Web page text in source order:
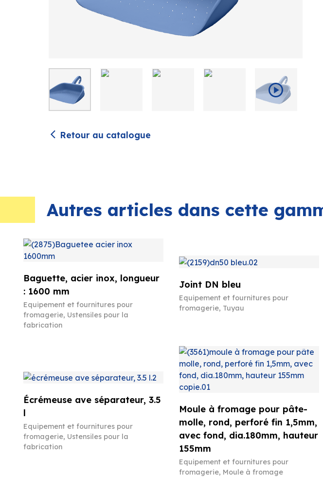
Retour au catalogue
Autres articles dans cette
Baguette, acier inox, longueur
: 1600 mm
Equipement et fournitures pour
fromagerie, Ustensiles pour la
fabrication
Joint DN bleu
Equipement et fournitures pour
fromagerie, Tuyau
Écrémeuse ave séparateur, 3.5
l
Equipement et fournitures pour
fromagerie, Ustensiles pour la
fabrication
Moule à fromage pour pâte-
molle, rond, perforé fin 1,5mm,
avec fond, dia.180mm, hauteur
155mm
Equipement et fournitures pour
fromagerie, Moule à fromage